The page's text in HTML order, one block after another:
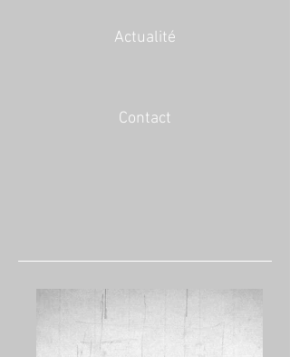
Actualité
Contact